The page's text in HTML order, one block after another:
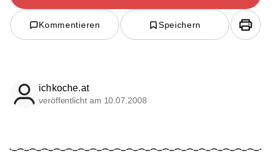
Kommentieren Speichern
ichkoche.at
veröffentlicht am 10.07.2008